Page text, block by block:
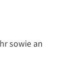
sowie an